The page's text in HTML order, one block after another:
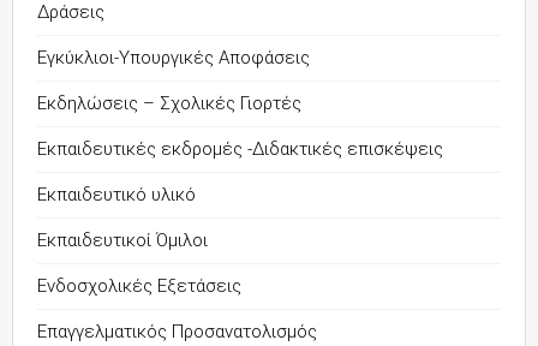
Δράσεις
Εγκύκλιοι-Υπουργικές Αποφάσεις
Εκδηλώσεις – Σχολικές Γιορτές
Εκπαιδευτικές εκδρομές -Διδακτικές επισκέψεις
Εκπαιδευτικό υλικό
Εκπαιδευτικοί Όμιλοι
Ενδοσχολικές Εξετάσεις
Επαγγελματικός Προσανατολισμός